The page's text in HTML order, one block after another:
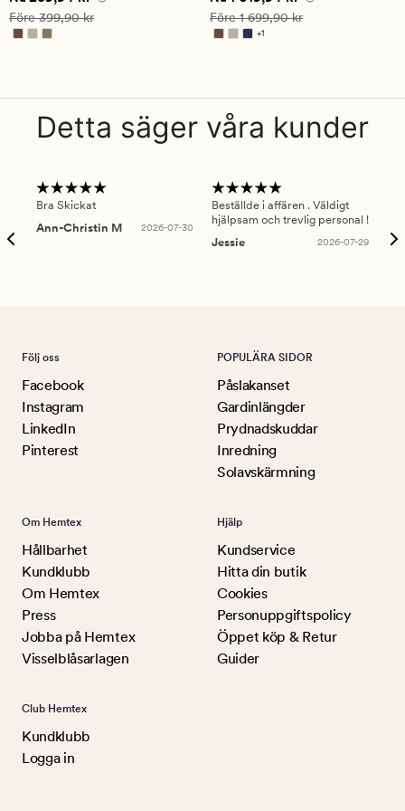
på
4.5
Ordinarie pris 399,90 kr
Före399,90 kr
på
4.5
Ordinarie pris 1 699,90 kr
Före1 699,90 kr
+1
Finns i fler färger
Detta säger våra kunder
Bra Skickat
Ann-Christin M
2026-07-30
Beställde i affären . Väldigt
hjälpsam och trevlig personal !
Jessie
2026-07-29
Följ oss
Facebook
Instagram
LinkedIn
Pinterest
POPULÄRA SIDOR
Påslakanset
Gardinlängder
Prydnadskuddar
Inredning
Solavskärmning
Om Hemtex
Hållbarhet
Kundklubb
Om Hemtex
Press
Jobba på Hemtex
Visselblåsarlagen
Hjälp
Kundservice
Hitta din butik
Cookies
Personuppgiftspolicy
Öppet köp & Retur
Guider
Club Hemtex
Kundklubb
Logga in